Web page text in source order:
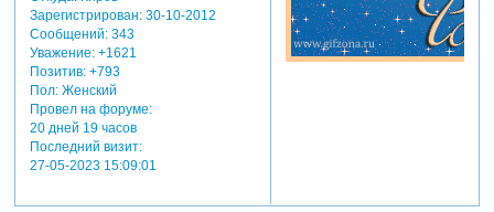
Зарегистрирован: 30-10-2012
Сообщений:343
Уважение: +1621
Позитив: +793
Пол:Женский
Провел на форуме:
20 дней 19 часов
Последний визит:
27-05-2023 15:09:01